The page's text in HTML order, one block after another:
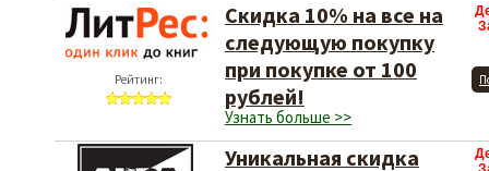
Рейтинг:
Скидка 10% на все на
следующую покупку
при покупке от 100
рублей!
Узнать больше >>
Уникальная скидка